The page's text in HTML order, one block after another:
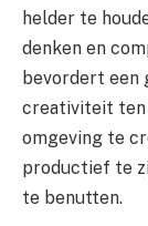
helder te
denken en
bevordert een
creativiteit ten
omgeving te
productief te
te benutten.